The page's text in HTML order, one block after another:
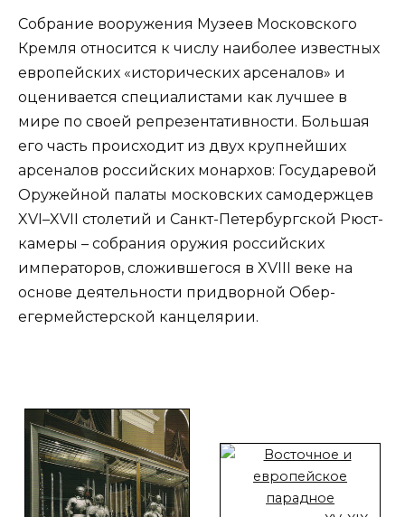
Собрание вооружения Музеев Московского
Кремля относится к числу наиболее известных
европейских «исторических арсеналов» и
оценивается специалистами как лучшее в
мире по своей репрезентативности. Большая
его часть происходит из двух крупнейших
арсеналов российских монархов: Государевой
Оружейной палаты московских самодержцев
XVI–XVII столетий и Санкт-Петербургской Рюст-
камеры – собрания оружия российских
императоров, сложившегося в XVIII веке на
основе деятельности придворной Обер-
егермейстерской канцелярии.